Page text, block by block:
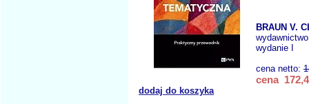
BRAUN V.
wydanie I
cena netto:
cena
dodaj do koszyka